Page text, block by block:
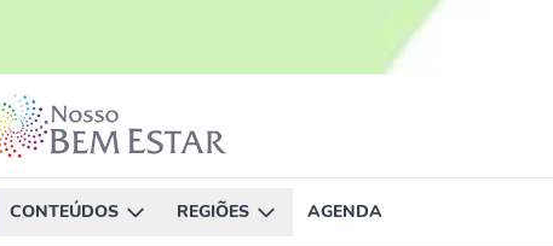
CONTEÚDOS REGIÕES AGENDA